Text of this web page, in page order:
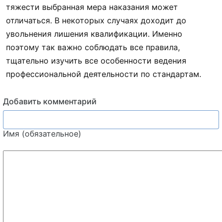
тяжести выбранная мера наказания может
отличаться. В некоторых случаях доходит до
увольнения лишения квалификации. Именно
поэтому так важно соблюдать все правила,
тщательно изучить все особенности ведения
профессиональной деятельности по стандартам.
Добавить комментарий
Имя (обязательное)